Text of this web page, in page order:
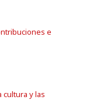
e
cultura y las